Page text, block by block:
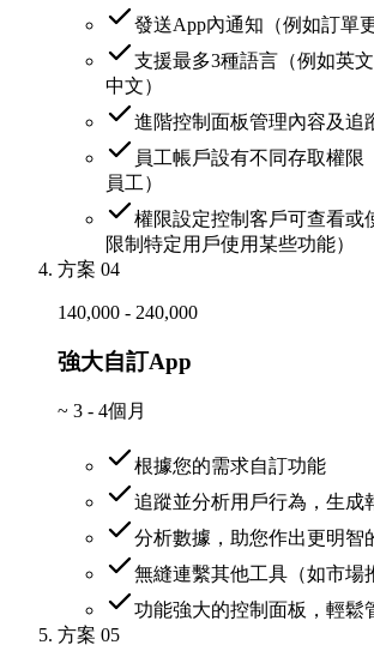
發送App內通知（例如訂單
支援最多3種語言（例如英
中文）
進階控制面板管理內容及追
員工帳戶設有不同存取權限
員工）
權限設定控制客戶可查看或
限制特定用戶使用某些功能）
方案 04
140,000 - 240,000
強大自訂App
~ 3 - 4個月
根據您的需求自訂功能
追蹤並分析用戶行為，生成
分析數據，助您作出更明智
無縫連繫其他工具（如市場
功能強大的控制面板，輕鬆
方案 05